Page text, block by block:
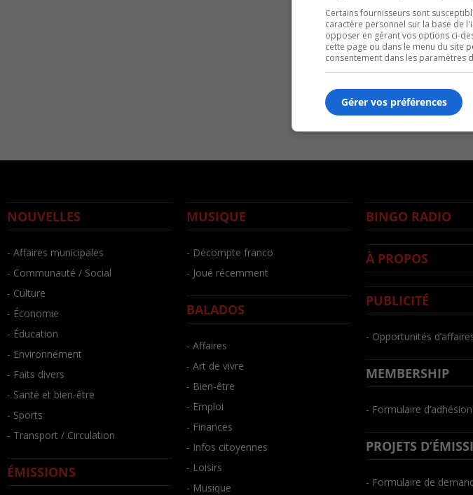
NOUVELLES
- Affaires municipales
- Communauté / Social
- Culture
- Économie
- Éducation
- Environnement
- Faits divers
- Santé et bien-être
- Sports
- Transport / Circulation
ÉMISSIONS
MUSIQUE
- Décompte franco
- Joué récemment
BALADOS
- Affaires
- Art de vivre
- Bien-être
- Emploi
- Finances
- Infos citoyennes
- Loisirs
- Musique
BINGO RADIO
À PROPOS
PUBLICITÉ
- Opportunités
MEMBERSHIP
- Formulaire d’adhésion
PROJETS
- Formulaire de
Certains fournisseurs sont
caractère personnel sur la base de
opposer en gérant vos options ci-
cette page ou dans le menu du site
consentement dans les paramètres
Gérer vos préférences